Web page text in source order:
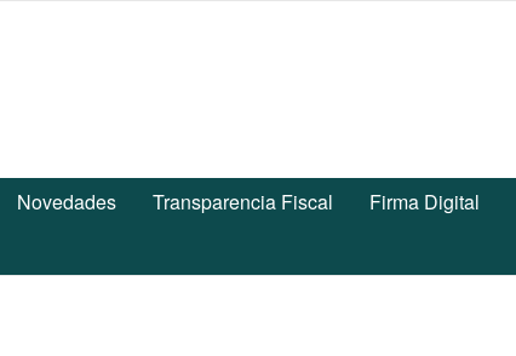
Novedades Transparencia Fiscal Firma Digital